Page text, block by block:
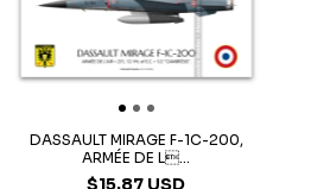
DASSAULT MIRAGE F-1C-200,
ARMÉE DE L...
$15.87 USD